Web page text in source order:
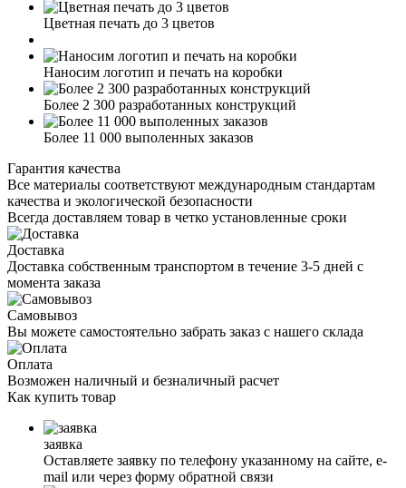
Цветная печать до 3 цветов
Наносим логотип и печать на коробки
Более 2 300 разработанных конструкций
Более 11 000 выполенных заказов
Гарантия качества
Все материалы соответствуют международным стандартам
качества и экологической безопасности
Всегда доставляем товар в четко установленные сроки
Доставка
Доставка собственным транспортом в течение 3-5 дней с
момента заказа
Самовывоз
Вы можете самостоятельно забрать заказ с нашего склада
Оплата
Возможен наличный и безналичный расчет
Как купить товар
заявка
Оставляете заявку по телефону указанному на сайте, е-
mail или через форму обратной связи